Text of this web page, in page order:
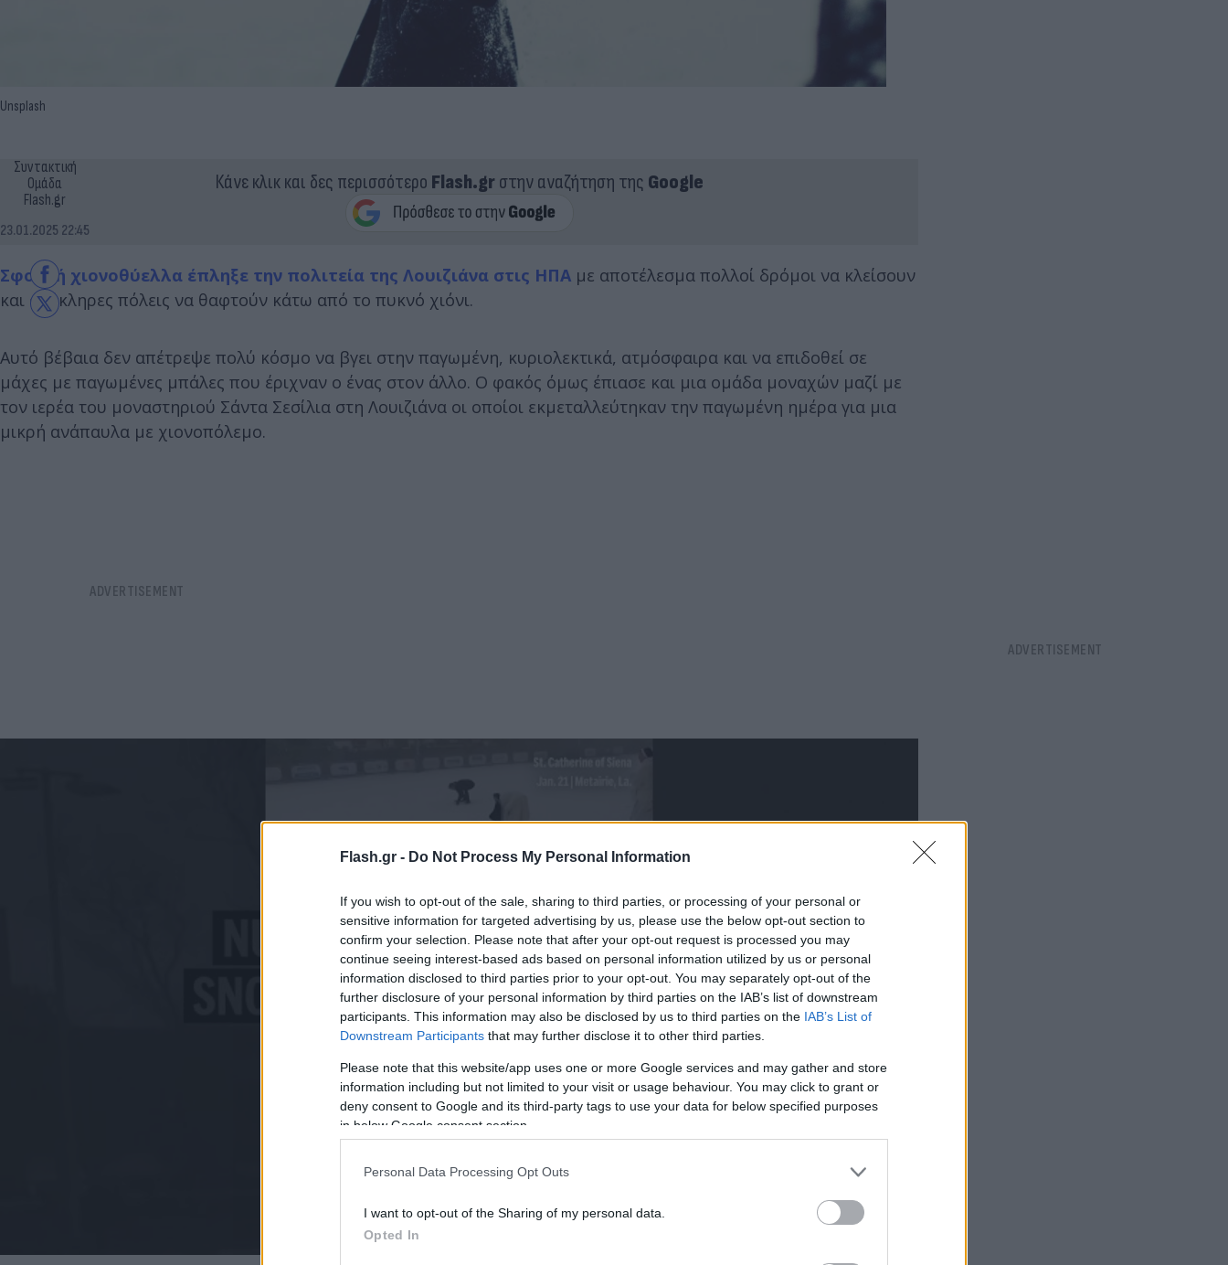
Flash.gr - Do Not Process My Personal Information
If you wish to opt-out of the sale, sharing to third parties, or processing of your personal or
sensitive information for targeted advertising by us, please use the below opt-out section to
confirm your selection. Please note that after your opt-out request is processed you may
continue seeing interest-based ads based on personal information utilized by us or personal
information disclosed to third parties prior to your opt-out. You may separately opt-out of the
further disclosure of your personal information by third parties on the IAB’s list of downstream
participants. This information may also be disclosed by us to third parties on the IAB’s List of
Downstream Participants that may further disclose it to other third parties.
Please note that this website/app uses one or more Google services and may gather and store
information including but not limited to your visit or usage behaviour. You may click to grant or
deny consent to Google and its third-party tags to use your data for below specified purposes
in below Google consent section.
Personal Data Processing Opt Outs
I want to opt-out of the Sharing of my personal data.
Opted In
Unsplash
Συντακτική
Ομάδα
Flash.gr
23.01.2025 22:45
Κάνε κλικ και δες περισσότερο Flash.grστην αναζήτηση της Google
Σφοδρή χιονοθύελλα έπληξε την πολιτεία της Λουιζιάνα στις ΗΠΑ με αποτέλεσμα πολλοί δρόμοι να κλείσουν
και ολόκληρες πόλεις να θαφτούν κάτω από το πυκνό χιόνι.
Αυτό βέβαια δεν απέτρεψε πολύ κόσμο να βγει στην παγωμένη, κυριολεκτικά, ατμόσφαιρα και να επιδοθεί σε
μάχες με παγωμένες μπάλες που έριχναν ο ένας στον άλλο. Ο φακός όμως έπιασε και μια ομάδα μοναχών μαζί με
τον ιερέα του μοναστηριού Σάντα Σεσίλια στη Λουιζιάνα οι οποίοι εκμεταλλεύτηκαν την παγωμένη ημέρα για μια
μικρή ανάπαυλα με χιονοπόλεμο.